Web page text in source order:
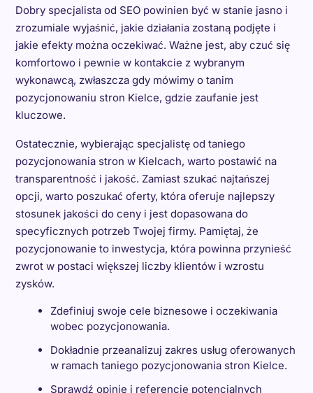
Dobry specjalista od SEO powinien być w stanie jasno i
zrozumiale wyjaśnić, jakie działania zostaną podjęte i
jakie efekty można oczekiwać. Ważne jest, aby czuć się
komfortowo i pewnie w kontakcie z wybranym
wykonawcą, zwłaszcza gdy mówimy o tanim
pozycjonowaniu stron Kielce, gdzie zaufanie jest
kluczowe.
Ostatecznie, wybierając specjalistę od taniego
pozycjonowania stron w Kielcach, warto postawić na
transparentność i jakość. Zamiast szukać najtańszej
opcji, warto poszukać oferty, która oferuje najlepszy
stosunek jakości do ceny i jest dopasowana do
specyficznych potrzeb Twojej firmy. Pamiętaj, że
pozycjonowanie to inwestycja, która powinna przynieść
zwrot w postaci większej liczby klientów i wzrostu
zysków.
Zdefiniuj swoje cele biznesowe i oczekiwania
wobec pozycjonowania.
Dokładnie przeanalizuj zakres usług oferowanych
w ramach taniego pozycjonowania stron Kielce.
Sprawdź opinie i referencje potencjalnych